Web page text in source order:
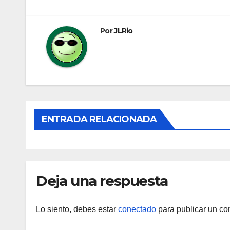
entradas
PorJLRio
ENTRADA RELACIONADA
Deja una respuesta
Lo siento, debes estar conectado para publicar un